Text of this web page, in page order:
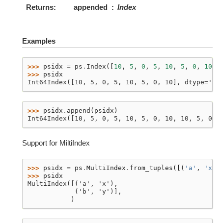
Returns appended Index
Examples
>>> psidx = ps . Index ([ 10 , 5 , 0 , 5 , 10 , 5 , 0 , 10
>>> psidx
Int64Index([10, 5, 0, 5, 10, 5, 0, 10],
>>> psidx . append ( psidx )
Int64Index([10, 5, 0, 5, 10, 5, 0, 10, 10, 5,
Support for MiltiIndex
>>> psidx = ps . MultiIndex . from_tuples ([( 'a' , 'x'
>>> psidx
MultiIndex([('a', 'x'),
            ('b', 'y')],
           )